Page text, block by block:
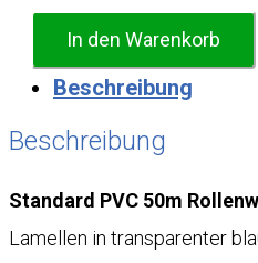
In den Warenkorb
Beschreibung
Beschreibung
Standard PVC 50m
Lamellen in transparenter